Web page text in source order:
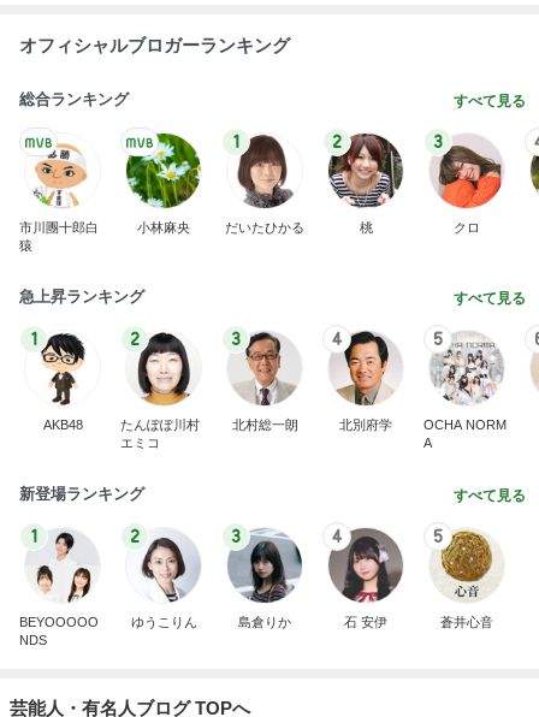
オフィシャルブロガーランキング
総合ランキング すべて見る
市川團十郎白
猿
小林麻央
1
だいたひかる
2
桃
3
クロ
急上昇ランキング すべて見る
1
AKB48
2
たんぽぽ川村
エミコ
3
北村総一朗
4
北別府学
5
OCHA NORM
A
新登場ランキング すべて見る
1
BEYOOOOO
NDS
2
ゆうこりん
3
島倉りか
4
石 安伊
5
蒼井心音
芸能人・有名人ブログ TOPへ